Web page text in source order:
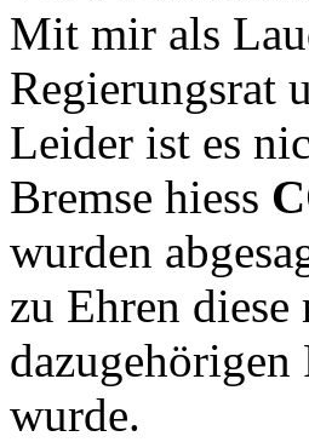
Mit mir als
Regierungsrat
Leider ist es
Bremse hiess
wurden
zu Ehren
wurde.